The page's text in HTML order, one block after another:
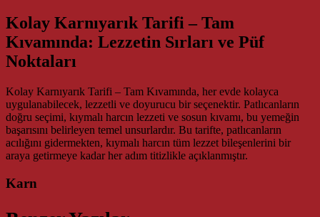
Kolay Karnıyarık Tarifi – Tam
Kıvamında: Lezzetin Sırları ve Püf
Noktaları
Kolay Karnıyarık Tarifi – Tam Kıvamında, her evde kolayca
uygulanabilecek, lezzetli ve doyurucu bir seçenektir. Patlıcanların
doğru seçimi, kıymalı harcın lezzeti ve sosun kıvamı, bu yemeğin
başarısını belirleyen temel unsurlardır. Bu tarifte, patlıcanların
acılığını gidermekten, kıymalı harcın tüm lezzet bileşenlerini bir
araya getirmeye kadar her adım titizlikle açıklanmıştır.
Karn